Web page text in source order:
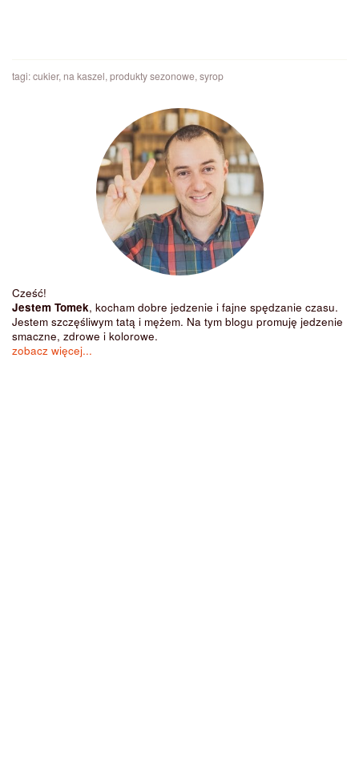
tagi:cukier, na kaszel, produkty sezonowe, syrop
Cześć!
Jestem Tomek, kocham dobre jedzenie i fajne spędzanie czasu.
Jestem szczęśliwym tatą i mężem. Na tym blogu promuję jedzenie
smaczne, zdrowe i kolorowe.
zobacz więcej...